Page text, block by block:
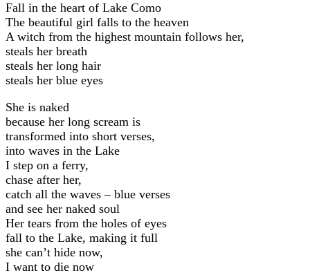
Fall in the heart of Lake Como
The beautiful girl falls to the heaven
A witch from the highest mountain follows her,
steals her breath
steals her long hair
steals her blue eyes
She is naked
because her long scream is
transformed into short verses,
into waves in the Lake
I step on a ferry,
chase after her,
catch all the waves – blue verses
and see her naked soul
Her tears from the holes of eyes
fall to the Lake, making it full
she can’t hide now,
I want to die now